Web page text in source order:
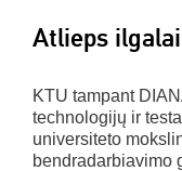
Atlieps
KTU tampant
technologijų ir
universiteto
bendradarbiavimo